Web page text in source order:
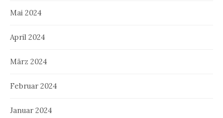
Mai 2024
April 2024
März 2024
Februar 2024
Januar 2024